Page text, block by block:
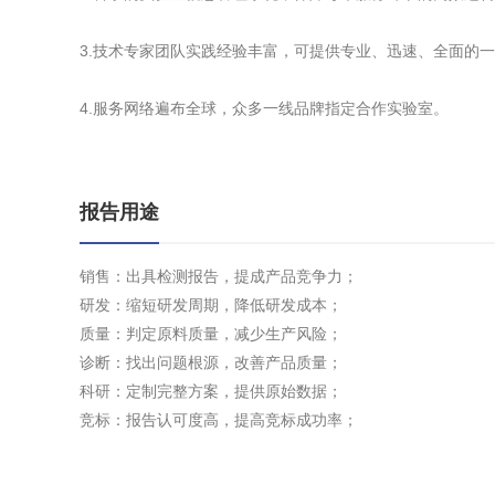
3.技术专家团队实践经验丰富，可提供专业、迅速、全面的一
4.服务网络遍布全球，众多一线品牌指定合作实验室。
报告用途
销售：出具检测报告，提成产品竞争力；
研发：缩短研发周期，降低研发成本；
质量：判定原料质量，减少生产风险；
诊断：找出问题根源，改善产品质量；
科研：定制完整方案，提供原始数据；
竞标：报告认可度高，提高竞标成功率；